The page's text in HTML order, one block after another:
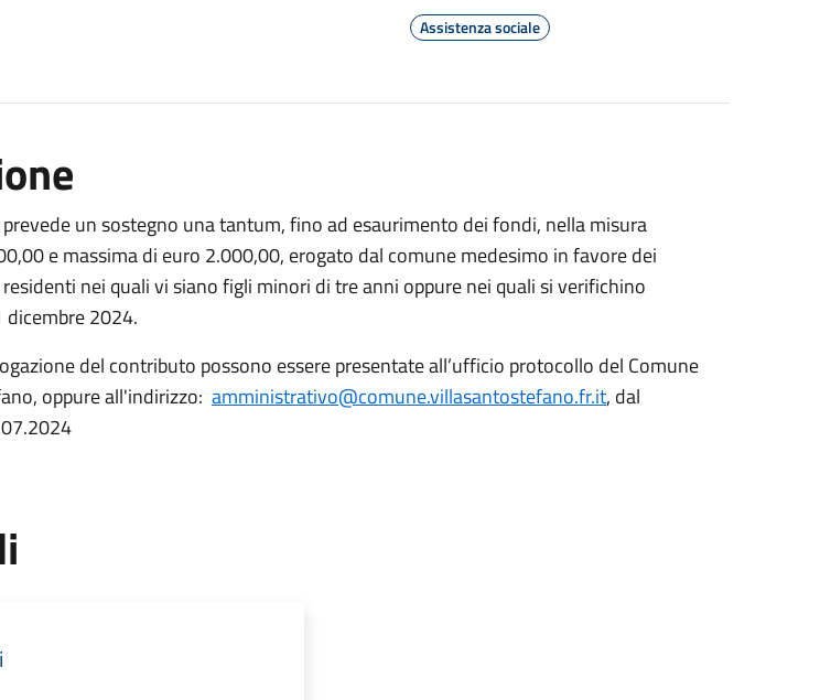
Assistenza sociale
un sostegno una tantum, fino ad esaurimento dei fondi, nella misura
e massima di euro 2.000,00, erogato dal comune medesimo in favore dei
nei quali vi siano figli minori di tre anni oppure nei quali si verifichino
2024.
del contributo possono essere presentate all’ufficio protocollo del Comune
oppure all'indirizzo: amministrativo@comune.villasantostefano.fr.it, dal